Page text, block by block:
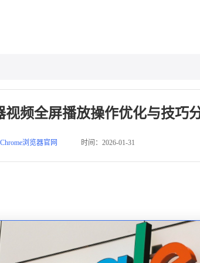
视频全屏播放操作优化与技巧
Chrome浏览器官网 时间：2026-01-31